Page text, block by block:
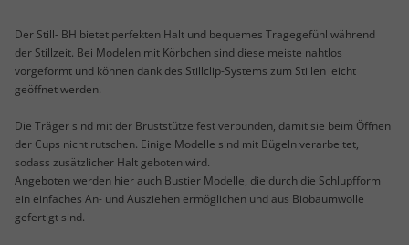
Der Still- BH bietet perfekten Halt und bequemes Tragegefühl während
der Stillzeit. Bei Modelen mit Körbchen sind diese meiste nahtlos
vorgeformt und können dank des Stillclip-Systems zum Stillen leicht
geöffnet werden.
Die Träger sind mit der Bruststütze fest verbunden, damit sie beim Öffnen
der Cups nicht rutschen. Einige Modelle sind mit Bügeln verarbeitet,
sodass zusätzlicher Halt geboten wird.
Angeboten werden hier auch Bustier Modelle, die durch die Schlupfform
ein einfaches An- und Ausziehen ermöglichen und aus Biobaumwolle
gefertigt sind.